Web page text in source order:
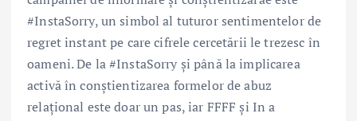
#InstaSorry, un simbol al tuturor sentimentelor de
regret instant pe care cifrele cercetării le trezesc în
oameni. De la #InstaSorry și până la implicarea
activă în conștientizarea formelor de abuz
relațional este doar un pas, iar FFFF și In a